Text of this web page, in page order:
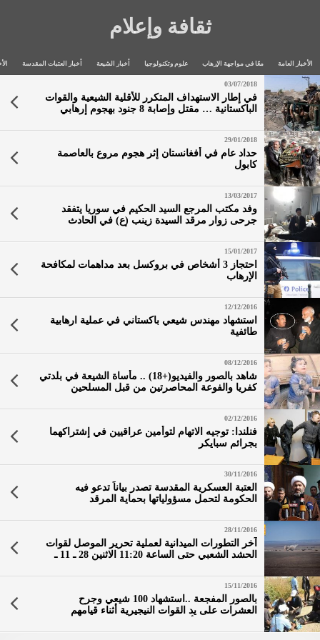
ثقافة وإعلام
الأخبار العامة معًا في مواجهة الإرهاب علوم وتكنولوجيا أخبار الشيعة أخبار العتبات المقدسة
03/07/2018
في إطار الاستهداف المتكرر للأقلية الشيعية والقوات
الباكستانية … مقتل وإصابة 8 جنود بهجوم إرهابي
29/01/2018
حداد عام في أفغانستان إثر هجوم مروع بالعاصمة
كابول
13/03/2017
وفد مكتب المرجع السيد الحكيم في سوريا يتفقد
جرحى زوار مرقد السيدة زينب (ع) في الحادث
15/01/2017
احتجاز 3 أشخاص في بروكسل بعد مداهمات لمكافحة
الإرهاب
12/12/2016
استشهاد مهندس شيعي باكستاني في عملية ارهابية
طائفية
08/12/2016
شاهد بالصور والفيديو(+18) .. مأساة الشيعة في بلدتي
كفريا والفوعة المحاصرتين من قبل المسلحين
02/12/2016
فنلندا: توجيه الاتهام لتوأمين عراقيين في إشتراكهما
بجرائم سبايكر
30/11/2016
العتبة العسكرية المقدسة تصدر بياناً تدعو فيه
الحكومة لتحمل مسؤولياتها بحماية المرقد
28/11/2016
آخر التطورات الميدانية لعملية تحرير الموصل لقوات
الحشد الشعبي حتى الساعة 11:20 الاثنين 28 ـ 11 ـ
15/11/2016
بالصور المفجعة ..استشهاد 100 شيعي وجرح
العشرات على يد القوات النيجيرية أثناء قيامهم